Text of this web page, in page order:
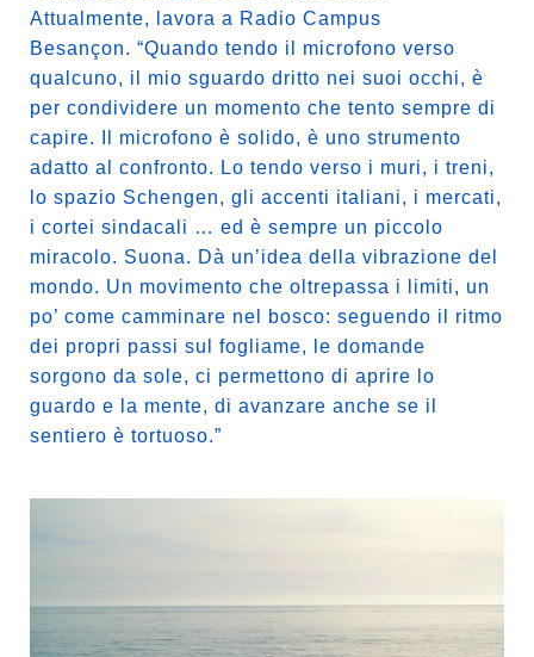
Attualmente, lavora a Radio Campus
Besançon. “Quando tendo il microfono verso
qualcuno, il mio sguardo dritto nei suoi occhi, è
per condividere un momento che tento sempre di
capire. Il microfono è solido, è uno strumento
adatto al confronto. Lo tendo verso i muri, i treni,
lo spazio Schengen, gli accenti italiani, i mercati,
i cortei sindacali … ed è sempre un piccolo
miracolo. Suona. Dà un’idea della vibrazione del
mondo. Un movimento che oltrepassa i limiti, un
po’ come camminare nel bosco: seguendo il ritmo
dei propri passi sul fogliame, le domande
sorgono da sole, ci permettono di aprire lo
guardo e la mente, di avanzare anche se il
sentiero è tortuoso.”